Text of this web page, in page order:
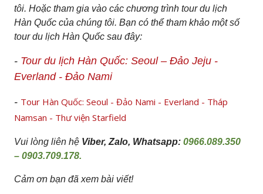
tôi. Hoặc tham gia vào các chương trình tour du lịch
Hàn Quốc của chúng tôi. Bạn có thể tham khảo một số
tour du lịch Hàn Quốc sau đây:
- Tour du lịch Hàn Quốc: Seoul – Đảo Jeju -
Everland - Đảo Nami
- Tour Hàn Quốc: Seoul - Đảo Nami - Everland - Tháp
Namsan - Thư viện Starfield
Vui lòng liên hệ Viber, Zalo, Whatsapp: 0966.089.350
– 0903.709.178.
Cảm ơn bạn đã xem bài viết!